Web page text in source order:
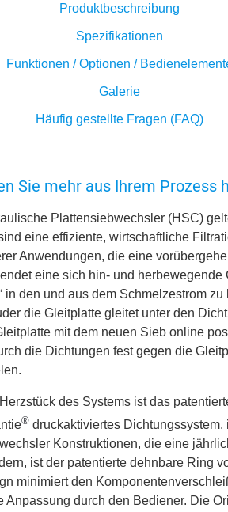
Produktbeschreibung
Spezifikationen
Funktionen / Optionen /
Galerie
Häufig gestellte Fragen (FAQ)
Sie mehr aus Ihrem Prozess
Plattensiebwechsler (HSC)
eine effiziente, wirtschaftliche
Anwendungen, die eine
eine sich hin- und
in den und aus dem Schmelzestrom
die Gleitplatte gleitet unter den
mit dem neuen Sieb online
die Dichtungen fest gegen die
des Systems ist das
® druckaktiviertes Dichtungssystem.
Konstruktionen, die eine
ist der patentierte dehnbare Ring
minimiert den
Anpassung durch den Bediener. Die